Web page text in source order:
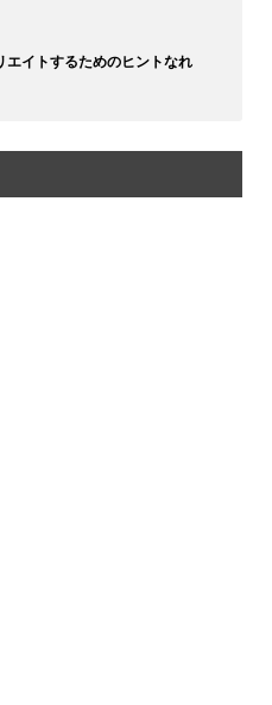
エイトするためのヒントなれ